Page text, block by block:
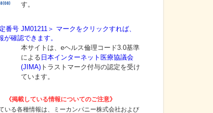
す。
本サイトは、eヘルス倫理コード3.0基準
による 日本インターネット医療協議会
(JIMA)トラストマーク付与の認定を受け
ています。
《掲載している情報についてのご注意》
いる各種情報は、ミーカンパニー株式会社および